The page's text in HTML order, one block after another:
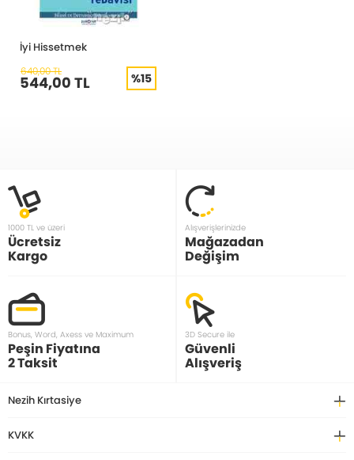
İyi Hissetmek
640,00 TL
544,00 TL %15
1000 TL ve üzeri
Ücretsiz
Kargo
Alışverişlerinizde
Mağazadan
Değişim
Bonus, Word, Axess ve Maximum
Peşin Fiyatına
2 Taksit
3D Secure ile
Güvenli
Alışveriş
Nezih Kırtasiye
KVKK